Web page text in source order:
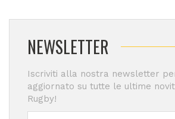
NEWSLETTER
Iscriviti alla nostra newsletter
aggiornato su tutte le ultime
Rugby!